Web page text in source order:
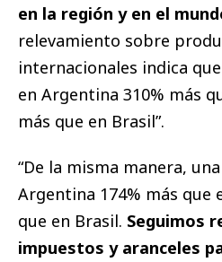
en la región y en el
relevamiento sobre
internacionales indica
en Argentina 310% más
más que en Brasil”.
“De la misma manera,
Argentina 174% más que
que en Brasil. Seguimos
impuestos y aranceles